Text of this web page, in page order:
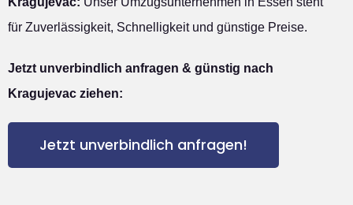
für Zuverlässigkeit, Schnelligkeit und günstige Preise.
Jetzt unverbindlich anfragen & günstig nach
Kragujevac ziehen:
Jetzt unverbindlich anfragen!